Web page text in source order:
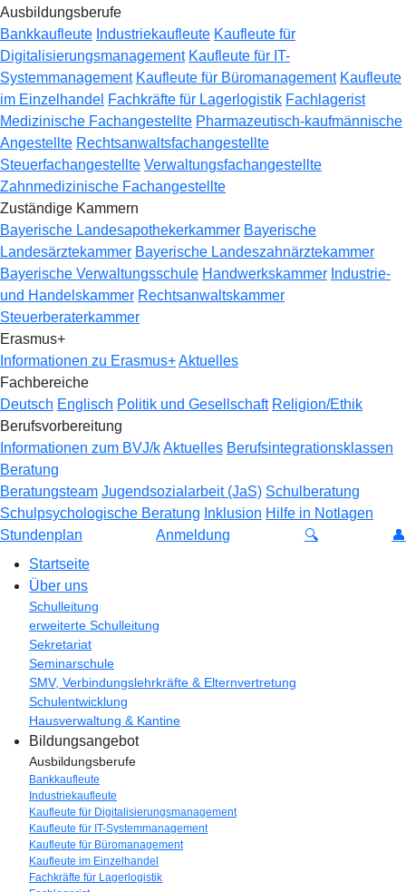
Ausbildungsberufe
Bankkaufleute Industriekaufleute Kaufleute für
Digitalisierungsmanagement Kaufleute für IT-
Systemmanagement Kaufleute für Büromanagement Kaufleute
im Einzelhandel Fachkräfte für Lagerlogistik Fachlagerist
Medizinische Fachangestellte Pharmazeutisch-kaufmännische
Angestellte Rechtsanwaltsfachangestellte
Steuerfachangestellte Verwaltungsfachangestellte
Zahnmedizinische Fachangestellte
Zuständige Kammern
Bayerische Landesapothekerkammer Bayerische
Landesärztekammer Bayerische Landeszahnärztekammer
Bayerische Verwaltungsschule Handwerkskammer Industrie-
und Handelskammer Rechtsanwaltskammer
Steuerberaterkammer
Erasmus+
Informationen zu Erasmus+Aktuelles
Fachbereiche
Deutsch Englisch Politik und Gesellschaft Religion/Ethik
Berufsvorbereitung
Informationen zum BVJ/kAktuelles Berufsintegrationsklassen
Beratung
Beratungsteam Jugendsozialarbeit (JaS) Schulberatung
Schulpsychologische Beratung Inklusion Hilfe in Notlagen
Stundenplan
Anmeldung 🔍
👤
Startseite
Über uns
Schulleitung
erweiterte Schulleitung
Sekretariat
Seminarschule
SMV, Verbindungslehrkräfte & Elternvertretung
Schulentwicklung
Hausverwaltung & Kantine
Bildungsangebot
Ausbildungsberufe
Bankkaufleute
Industriekaufleute
Kaufleute für Digitalisierungsmanagement
Kaufleute für IT-Systemmanagement
Kaufleute für Büromanagement
Kaufleute im Einzelhandel
Fachkräfte für Lagerlogistik